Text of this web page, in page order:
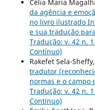
Célia Maria
da agência e
no livro ilustrado
e sua tradução
Tradução: v. 42 n.
Contínuo)
Rakefet Sela-
tradutor
normas e o campo
Tradução: v. 42 n.
Contínuo)